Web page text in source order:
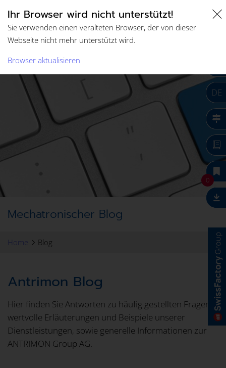
DE
0
Mechatronischer Blog
Home Blog
Antrimon Blog
Hier finden Sie Antworten zu häufig gestellten Fragen,
wertvolle Erläuterungen und Beispiele unserer
Dienstleistungen, sowie generelle Informationen zur
ANTRIMON Group AG.
Ihr Browser wird nicht unterstützt!
Sie verwenden einen veralteten Browser, der von dieser
Webseite nicht mehr unterstützt wird.
Browser aktualisieren